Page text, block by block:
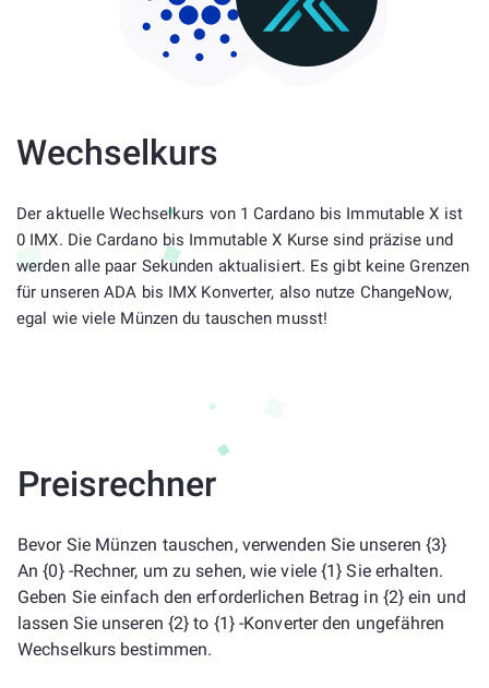
Wechselkurs
Der aktuelle Wechselkurs von 1 Cardano bis Immutable X ist
0 IMX. Die Cardano bis Immutable X Kurse sind präzise und
werden alle paar Sekunden aktualisiert. Es gibt keine Grenzen
für unseren ADA bis IMX Konverter, also nutze ChangeNow,
egal wie viele Münzen du tauschen musst!
Preisrechner
Bevor Sie Münzen tauschen, verwenden Sie unseren {3}
An {0} -Rechner, um zu sehen, wie viele {1} Sie erhalten.
Geben Sie einfach den erforderlichen Betrag in {2} ein und
lassen Sie unseren {2} to {1} -Konverter den ungefähren
Wechselkurs bestimmen.